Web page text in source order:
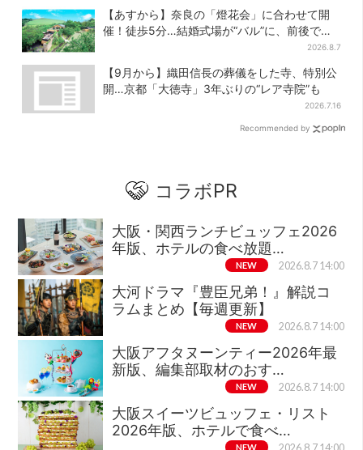
【あすから】奈良の「燈花会」に合わせて開
催！徒歩5分…結婚式場が“バル”に、前後で食
2026.8.7
【9月から】織田信長の葬儀をした寺、特別公
開…京都「大徳寺」3年ぶりの“レア寺院”も
2026.7.16
Recommended by
コラボPR
大阪・関西ランチビュッフェ2026
年版、ホテルの食べ放題…
NEW 2026.8.7 14:00
大河ドラマ『豊臣兄弟！』解説コ
ラムまとめ【毎週更新】
NEW 2026.8.7 14:00
大阪アフタヌーンティー2026年最
新版、編集部取材のおす…
NEW 2026.8.7 14:00
大阪スイーツビュッフェ・リスト
2026年版、ホテルで食べ…
NEW